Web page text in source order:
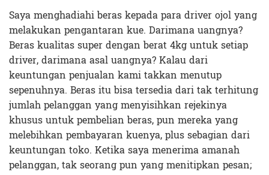
Saya menghadiahi beras kepada para driver ojol yang
melakukan pengantaran kue. Darimana uangnya?
Beras kualitas super dengan berat 4kg untuk setiap
driver, darimana asal uangnya? Kalau dari
keuntungan penjualan kami takkan menutup
sepenuhnya. Beras itu bisa tersedia dari tak terhitung
jumlah pelanggan yang menyisihkan rejekinya
khusus untuk pembelian beras, pun mereka yang
melebihkan pembayaran kuenya, plus sebagian dari
keuntungan toko. Ketika saya menerima amanah
pelanggan, tak seorang pun yang menitipkan pesan;